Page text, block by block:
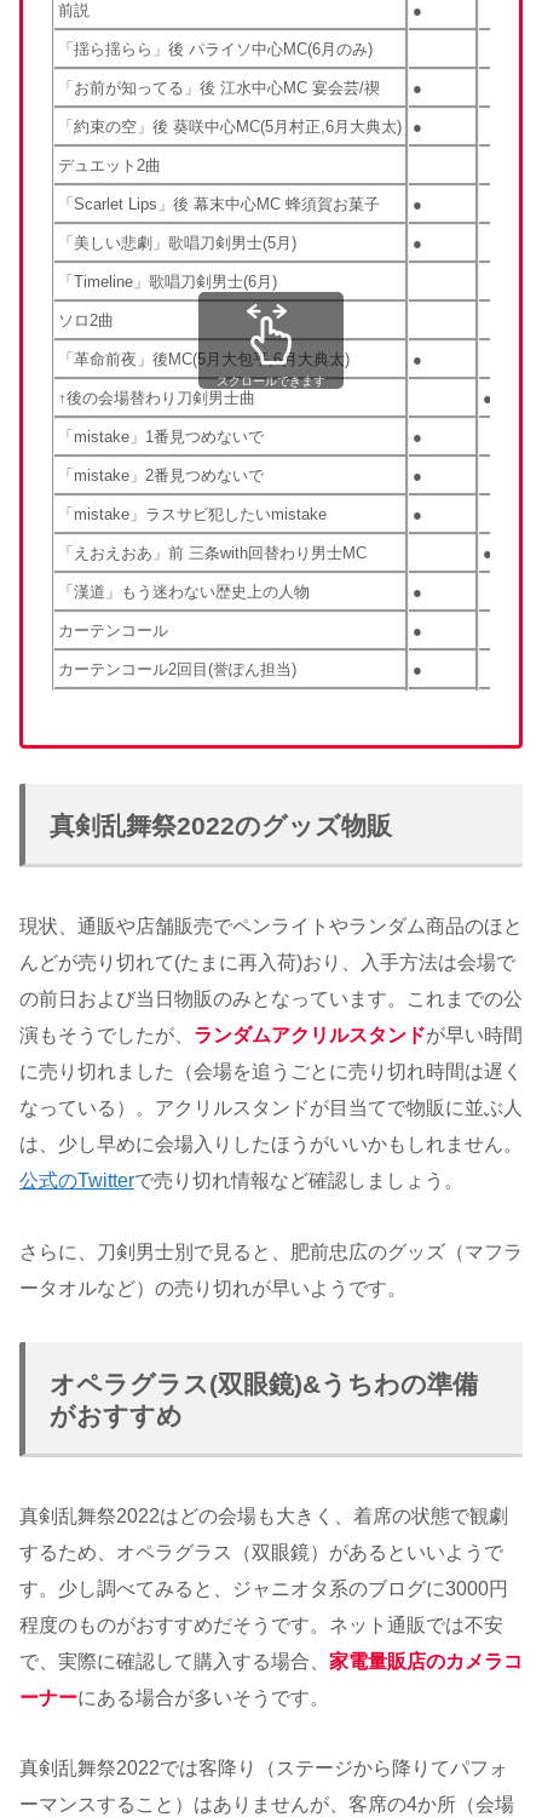
前説 ●
「揺ら揺らら」後 パライソ中心MC(6月のみ)
「お前が知ってる」後 江水中心MC 宴会芸/禊 ●
「約束の空」後 葵咲中心MC(5月村正,6月大典太) ●
デュエット2曲
「Scarlet Lips」後 幕末中心MC 蜂須賀お菓子 ●
「美しい悲劇」歌唱刀剣男士(5月) ●
「Timeline」歌唱刀剣男士(6月)
ソロ2曲
「革命前夜」後MC(5月大包平,6月大典太) ●
↑後の会場替わり刀剣男士曲 ●
「mistake」1番見つめないで ●
「mistake」2番見つめないで ●
「mistake」ラスサビ犯したいmistake ●
「えおえおあ」前 三条with回替わり男士MC ●
「漢道」もう迷わない歴史上の人物 ●
カーテンコール ●
カーテンコール2回目(誉ぽん担当) ●
スクロールできます
真剣乱舞祭2022のグッズ物販
現状、通販や店舗販売でペンライトやランダム商品のほと
んどが売り切れて(たまに再入荷)おり、入手方法は会場で
の前日および当日物販のみとなっています。これまでの公
演もそうでしたが、 ランダムアクリルスタンドが早い時間
に売り切れました（会場を追うごとに売り切れ時間は遅く
なっている）。アクリルスタンドが目当てで物販に並ぶ人
は、少し早めに会場入りしたほうがいいかもしれません。
公式のTwitterで売り切れ情報など確認しましょう。
さらに、刀剣男士別で見ると、肥前忠広のグッズ（マフラ
ータオルなど）の売り切れが早いようです。
オペラグラス(双眼鏡)&うちわの準備
がおすすめ
真剣乱舞祭2022はどの会場も大きく、着席の状態で観劇
するため、オペラグラス（双眼鏡）があるといいようで
す。少し調べてみると、ジャニオタ系のブログに3000円
程度のものがおすすめだそうです。ネット通販では不安
で、実際に確認して購入する場合、 家電量販店のカメラコ
ーナーにある場合が多いそうです。
真剣乱舞祭2022では客降り（ステージから降りてパフォ
ーマンスすること）はありませんが、客席の4か所（会場